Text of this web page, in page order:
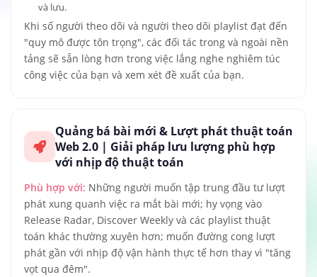
và lưu.
Khi số người theo dõi và người theo dõi playlist đạt đến
"quy mô được tôn trọng", các đối tác trong và ngoài nền
tảng sẽ sẵn lòng hơn trong việc lắng nghe nghiêm túc
công việc của bạn và xem xét đề xuất của bạn.
Quảng bá bài mới & Lượt phát thuật toán
Web 2.0 | Giải pháp lưu lượng phù hợp
với nhịp độ thuật toán
Phù hợp với: Những người muốn tập trung đầu tư lượt
phát xung quanh việc ra mắt bài mới; hy vọng vào
Release Radar, Discover Weekly và các playlist thuật
toán khác thường xuyên hơn; muốn đường cong lượt
phát gần với nhịp độ vận hành thực tế hơn thay vì "tăng
vọt qua đêm".